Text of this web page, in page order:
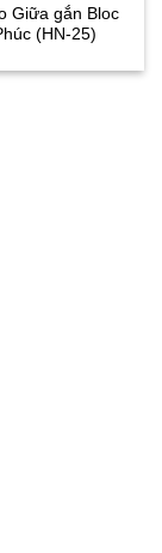
Giữa gắn Bloc
(HN-25)